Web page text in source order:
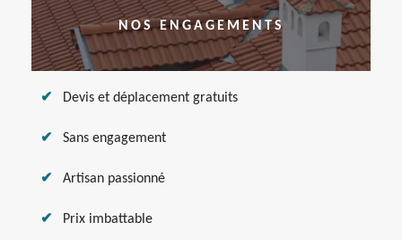
NOS ENGAGEMENTS
Devis et déplacement gratuits
Sans engagement
Artisan passionné
Prix imbattable